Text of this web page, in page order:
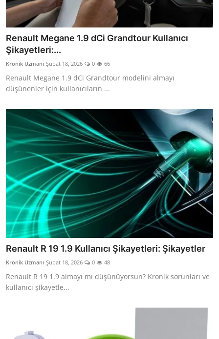
Renault Megane 1.9 dCi Grandtour Kullanıcı
Şikayetleri:...
Kronik Uzmanı Şubat 18, 2026 0 66
Renault Megane 1.9 dCi Grandtour modelini almayı
düşünenler için kullanıcıların ...
Renault R 19 1.9 Kullanıcı Şikayetleri: Şikayetler
Kronik Uzmanı Şubat 18, 2026 0 48
Renault R 19 1.9 almayı mı düşünüyorsun? Kronik sorunları ve
kullanıcı şikayetle...